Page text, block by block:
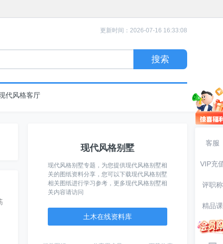
更新时间：2026-07-16 16:33:08
代风格客厅
现代风格别墅
现代风格别墅专题，为您提供现代风格别墅相
关的图纸资料分享，您可以下载现代风格别墅
相关图纸进行学习参考，更多现代风格别墅相
关内容请访问
土木在线资料库
客服
VIP充
评职称
精品课